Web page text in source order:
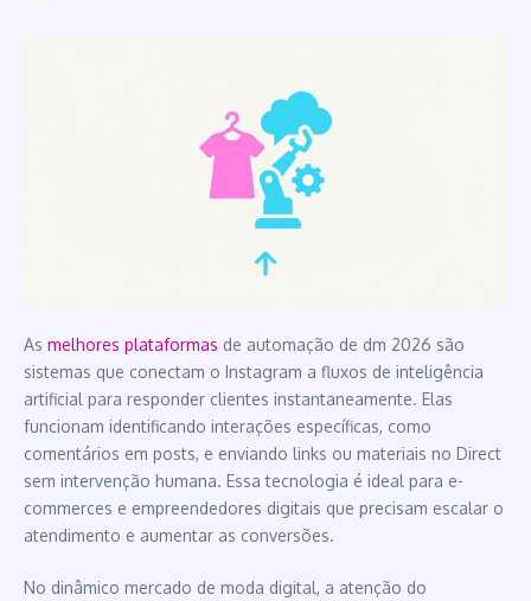
As melhores plataformas de automação de dm 2026 são
sistemas que conectam o Instagram a fluxos de inteligência
artificial para responder clientes instantaneamente. Elas
funcionam identificando interações específicas, como
comentários em posts, e enviando links ou materiais no Direct
sem intervenção humana. Essa tecnologia é ideal para e-
commerces e empreendedores digitais que precisam escalar o
atendimento e aumentar as conversões.
No dinâmico mercado de moda digital, a atenção do